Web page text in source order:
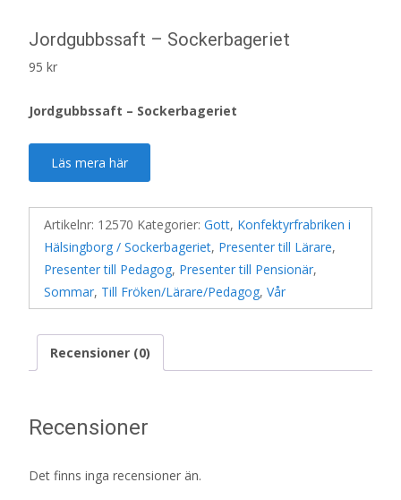
Jordgubbssaft – Sockerbageriet
95 kr
Jordgubbssaft – Sockerbageriet
Läs mera här
Artikelnr: 12570 Kategorier: Gott, Konfektyrfrabriken i
Hälsingborg / Sockerbageriet, Presenter till Lärare,
Presenter till Pedagog, Presenter till Pensionär,
Sommar, Till Fröken/Lärare/Pedagog, Vår
Recensioner (0)
Recensioner
Det finns inga recensioner än.